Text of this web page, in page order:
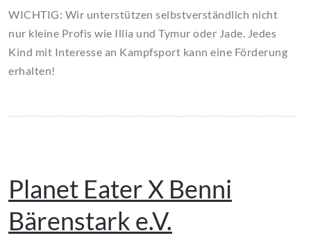
WICHTIG: Wir unterstützen selbstverständlich nicht
nur kleine Profis wie Illia und Tymur oder Jade. Jedes
Kind mit Interesse an Kampfsport kann eine Förderung
erhalten!
Planet Eater X Benni
Bärenstark e.V.